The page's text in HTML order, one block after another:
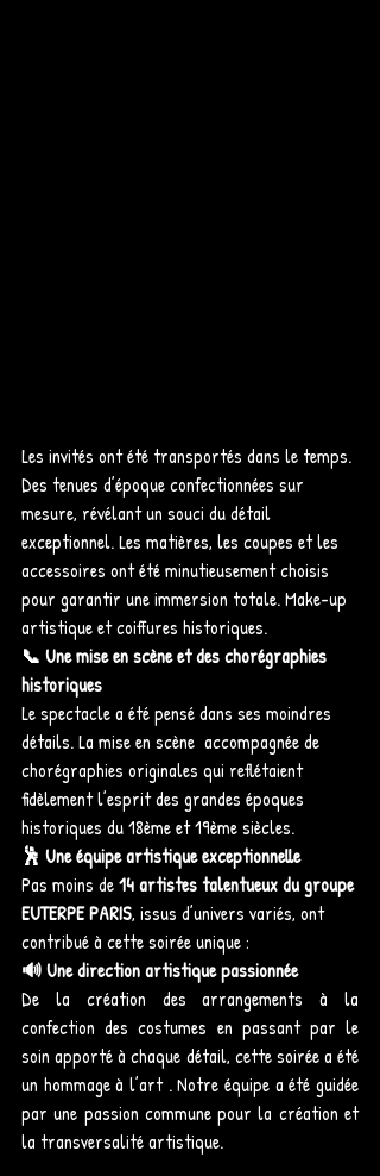
Les invités ont été transportés dans le temps.
Des tenues d’époque confectionnées sur
mesure, révélant un souci du détail
exceptionnel. Les matières, les coupes et les
accessoires ont été minutieusement choisis
pour garantir une immersion totale. Make-up
artistique et coiffures historiques.
📞 Une mise en scène et des chorégraphies
historiques
Le spectacle a été pensé dans ses moindres
détails. La mise en scène  accompagnée de
chorégraphies originales qui reflétaient
fidèlement l’esprit des grandes époques
historiques du 18ème et 19ème siècles.
🕺 Une équipe artistique exceptionnelle
Pas moins de 14 artistes talentueux du groupe
EUTERPE PARIS, issus d’univers variés, ont
contribué à cette soirée unique :
🔊 Une direction artistique passionnée
De la création des arrangements à la
confection des costumes en passant par le
soin apporté à chaque détail, cette soirée a été
un hommage à l’art . Notre équipe a été guidée
par une passion commune pour la création et
la transversalité artistique.